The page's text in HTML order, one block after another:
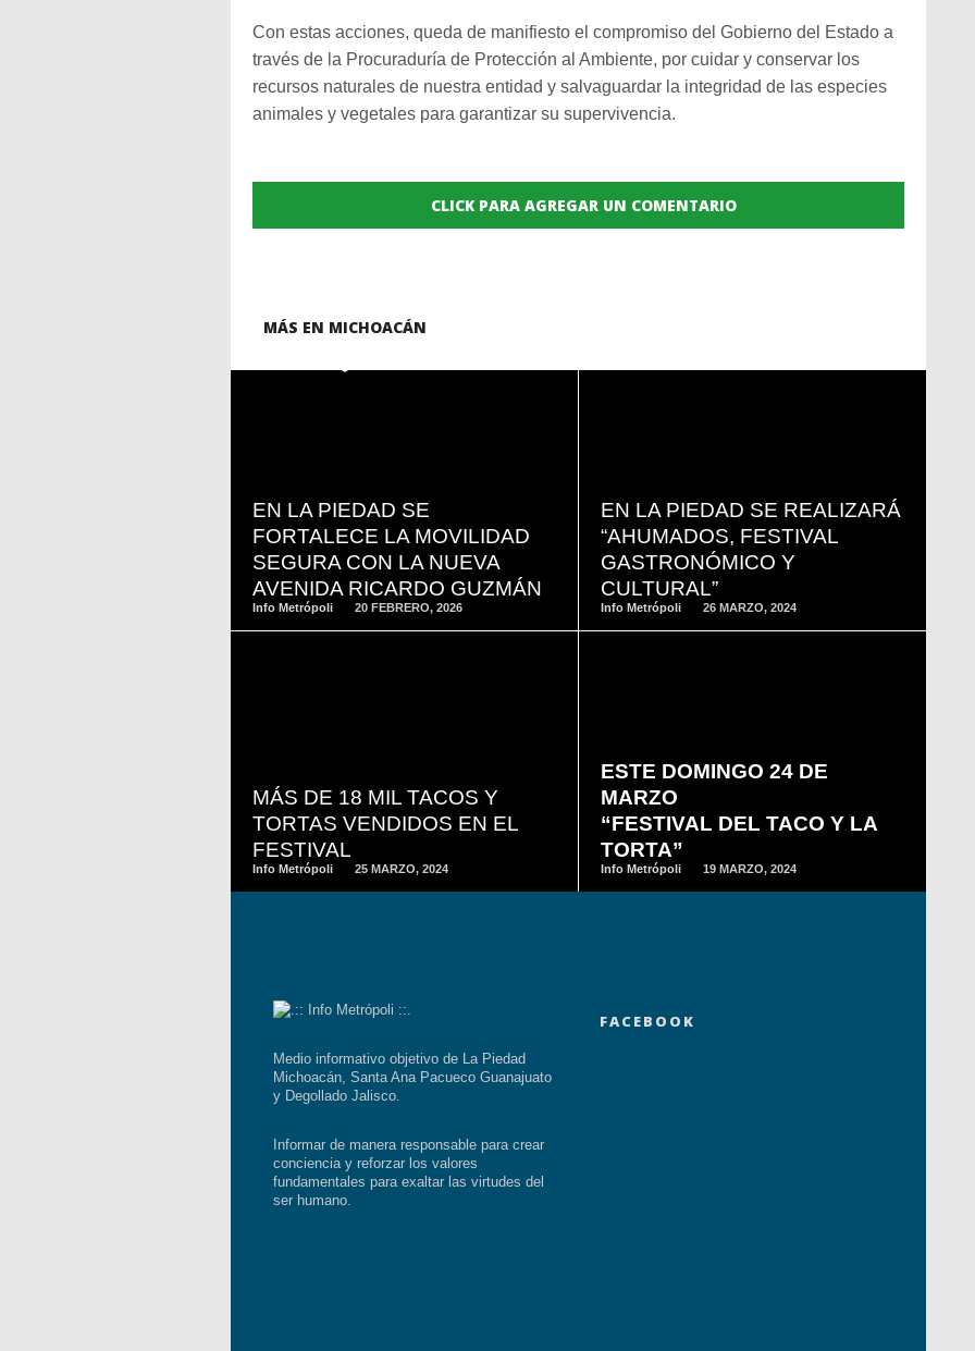
Con estas acciones, queda de manifiesto el compromiso del Gobierno del Estado a
través de la Procuraduría de Protección al Ambiente, por cuidar y conservar los
recursos naturales de nuestra entidad y salvaguardar la integridad de las especies
animales y vegetales para garantizar su supervivencia.
CLICK PARA AGREGAR UN COMENTARIO
MÁS EN MICHOACÁN
EN LA PIEDAD SE
FORTALECE LA MOVILIDAD
SEGURA CON LA NUEVA
AVENIDA RICARDO GUZMÁN
Info Metrópoli 20 FEBRERO, 2026
EN LA PIEDAD SE REALIZARÁ
“AHUMADOS, FESTIVAL
GASTRONÓMICO Y
CULTURAL”
Info Metrópoli 26 MARZO, 2024
MÁS DE 18 MIL TACOS Y
TORTAS VENDIDOS EN EL
FESTIVAL
Info Metrópoli 25 MARZO, 2024
ESTE DOMINGO 24 DE
MARZO
“FESTIVAL DEL TACO Y LA
TORTA”
Info Metrópoli 19 MARZO, 2024
Medio informativo objetivo de La Piedad
Michoacán, Santa Ana Pacueco Guanajuato
y Degollado Jalisco.
Informar de manera responsable para crear
conciencia y reforzar los valores
fundamentales para exaltar las virtudes del
ser humano.
FACEBOOK